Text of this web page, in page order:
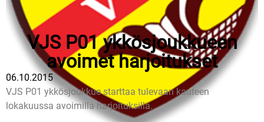
VJS P01 ykkösjoukkueen
avoimet harjoitukset
06.10.2015
VJS P01 ykkösjoukkue starttaa tulevaan kauteen
lokakuussa avoimilla harjoituksilla.